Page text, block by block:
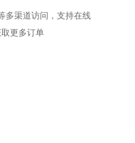
多渠道访问，支持在线
更多订单